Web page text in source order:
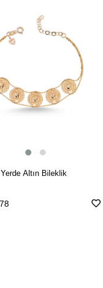
Altın Bileklik